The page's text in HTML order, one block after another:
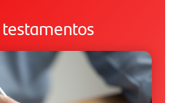
testamentos